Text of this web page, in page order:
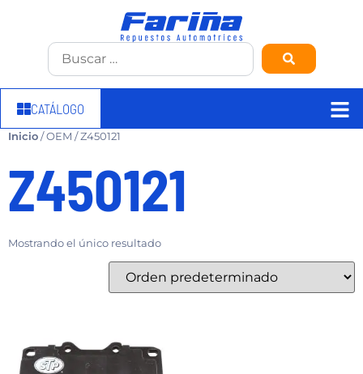
CATÁLOGO
Inicio/ OEM / Z450121
Z450121
Mostrando el único resultado